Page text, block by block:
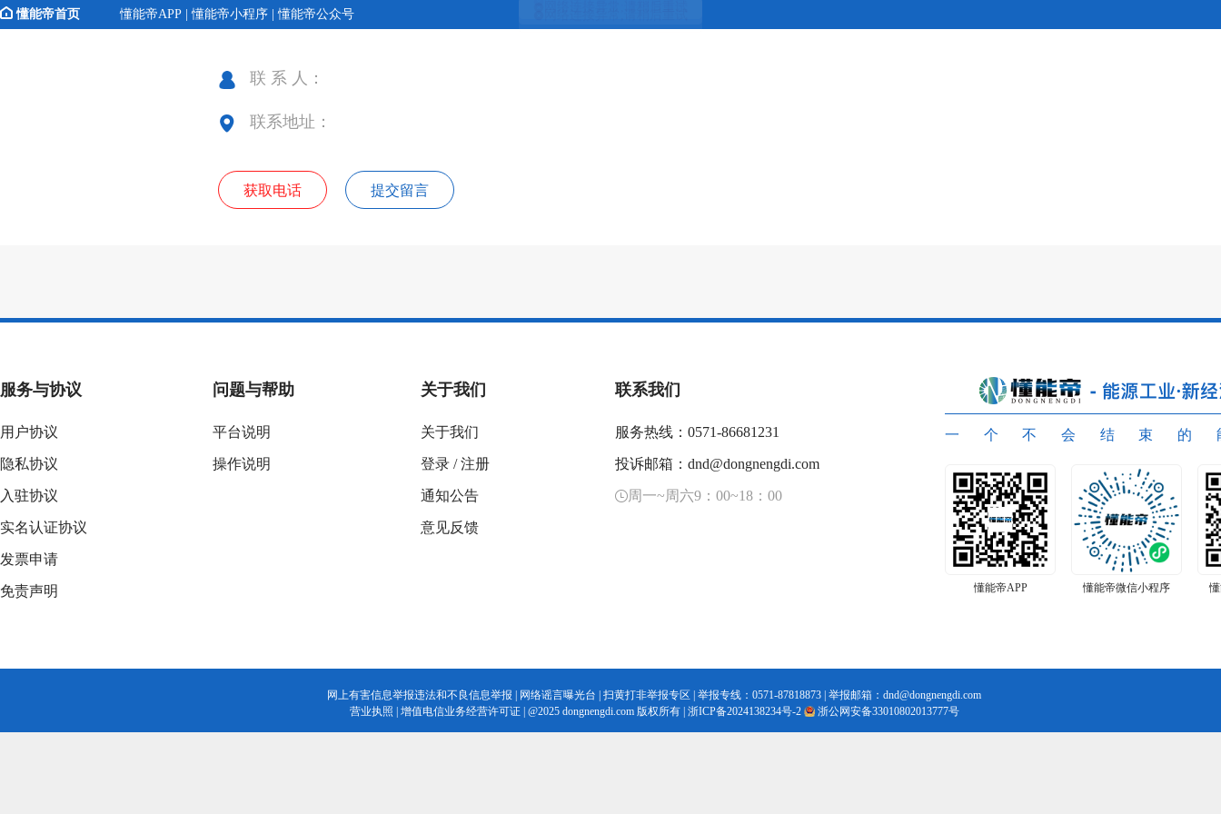
懂能帝首页 懂能帝APP | 懂能帝小程序 | 懂能帝公众号
联 系 人：
联系地址：
获取电话 提交留言
服务与协议
用户协议
隐私协议
入驻协议
实名认证协议
发票申请
免责声明
问题与帮助
平台说明
操作说明
关于我们
关于我们
登录 /注册
通知公告
意见反馈
联系我们
服务热线：0571-86681231
投诉邮箱：dnd@dongnengdi.com
周一~周六9：00~18：00
一个不会结束的
懂能帝APP 懂能帝微信小程序
网上有害信息举报违法和不良信息举报 网络谣言曝光台 扫黄打非举报专区 | 举报专线：0571-87818873 | 举报邮箱：dnd@dongnengdi.com
营业执照
增值电信业务经营许可证 @2025 dongnengdi.com 版权所有 | 浙ICP备2024138234号-2 浙公网安备33010802013777号